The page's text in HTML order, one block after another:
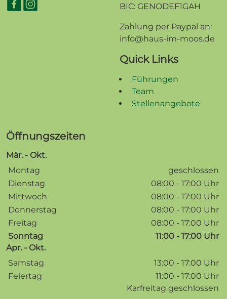
BIC: GENODEF1GAH
Zahlung per Paypal an:
info@haus-im-moos.de
Quick Links
Führungen
Team
Stellenangebote
Öffnungszeiten
Mär. - Okt.
Wochentage / Monate
Öffnungszeiten / Hinweise
Montag
geschlossen
Dienstag
08:00 - 17:00 Uhr
Mittwoch
08:00 - 17:00 Uhr
Donnerstag
08:00 - 17:00 Uhr
Freitag
08:00 - 17:00 Uhr
Sonntag
11:00 - 17:00 Uhr
Apr. - Okt.
Wochentage / Monate
Öffnungszeiten / Hinweise
Samstag
13:00 - 17:00 Uhr
Feiertag
11:00 - 17:00 Uhr
Karfreitag geschlossen